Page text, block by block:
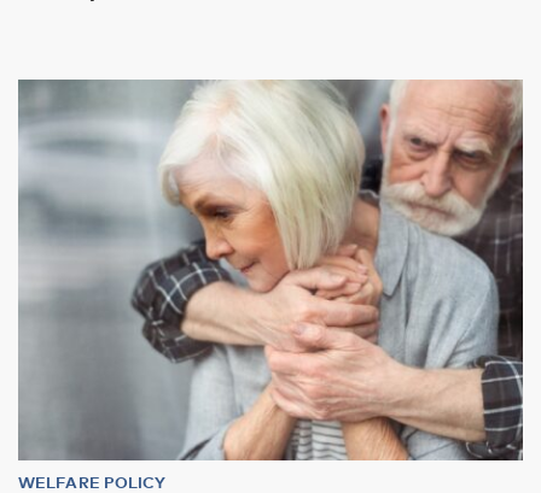
WELFARE POLICY